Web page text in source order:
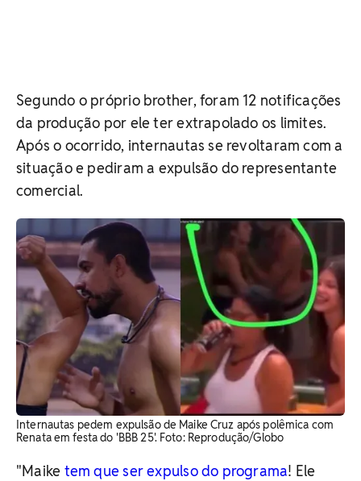
Segundo o próprio brother, foram 12 notificações
da produção por ele ter extrapolado os limites.
Após o ocorrido, internautas se revoltaram com a
situação e pediram a expulsão do representante
comercial.
Internautas pedem expulsão de Maike Cruz após polêmica com
Renata em festa do 'BBB 25'. Foto: Reprodução/Globo
"Maike tem que ser expulso do programa! Ele